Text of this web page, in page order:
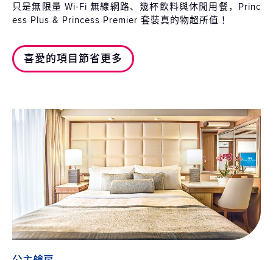
只是無限量 Wi-Fi 無線網路、幾杯飲料與休閒用餐，Princ
ess Plus & Princess Premier 套裝真的物超所值！
喜愛的項目節省更多